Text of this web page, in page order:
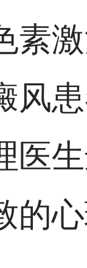
素
风
医
的